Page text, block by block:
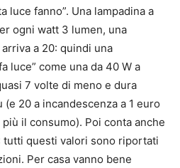
luce fanno”. Una lampadina a
ogni watt 3 lumen, una
a 20: quindi una
luce” come una da 40 W a
7 volte di meno e dura
20 a incandescenza a 1 euro
il consumo). Poi conta anche
tutti questi valori sono riportati
Per casa vanno bene